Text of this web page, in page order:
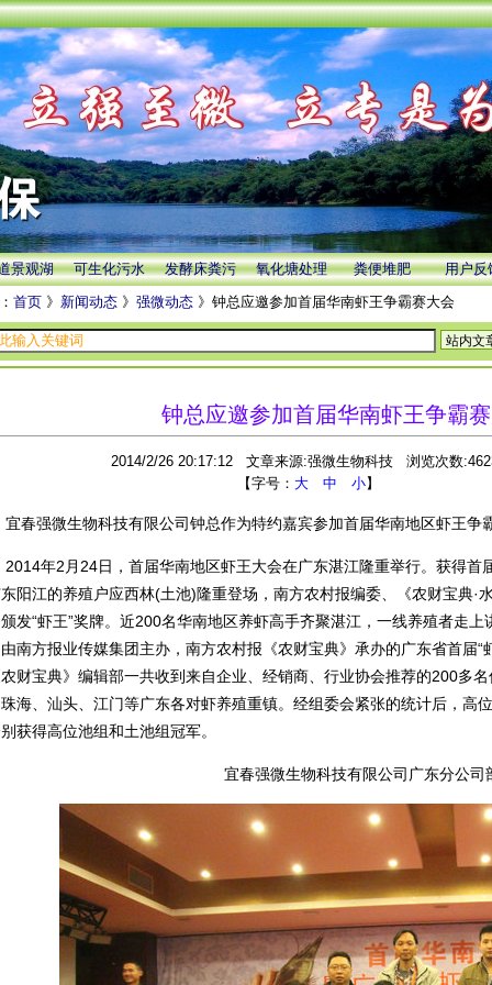
景观湖 可生化污水 发酵床粪污 氧化塘处理 粪便堆肥
用户反
首页 》 新闻动态 》 强微动态 》钟总应邀参加首届华南虾王争霸赛大会
钟总应邀参加首届华南虾王争霸
2014/2/26 20:17:12 文章来源:强微生物科技 浏览次数
【字号： 大 中 小】
微生物科技有限公司钟总作为特约嘉宾参加首届华南地区虾王争
年2月24日，首届华南地区虾王大会在广东湛江隆重举行。获得首
阳江的养殖户应西林(土池)隆重登场，南方农村报编委、《农财宝典
发“虾王”奖牌。近200名华南地区养虾高手齐聚湛江，一线养殖者走
报业传媒集团主办，南方农村报《农财宝典》承办的广东省首届“
财宝典》编辑部一共收到来自企业、经销商、行业协会推荐的200多
海、汕头、江门等广东各对虾养殖重镇。经组委会紧张的统计后，高
获得高位池组和土池组冠军。
宜春强微生物科技有限公司广东分公司